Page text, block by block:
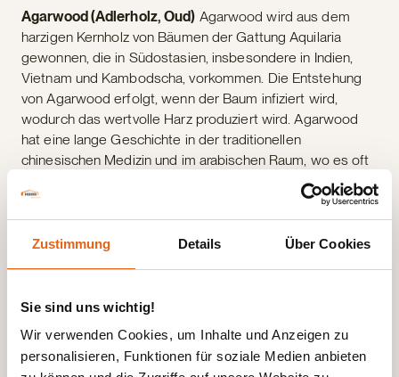
Zustimmung Details Über Cookies
Sie sind uns wichtig!
Wir verwenden Cookies, um Inhalte und Anzeigen zu
personalisieren, Funktionen für soziale Medien anbieten
Agarwood (Adlerholz, Oud) Agarwood wird aus dem
harzigen Kernholz von Bäumen der Gattung Aquilaria
gewonnen, die in Südostasien, insbesondere in Indien,
Vietnam und Kambodscha, vorkommen. Die Entstehung
von Agarwood erfolgt, wenn der Baum infiziert wird,
wodurch das wertvolle Harz produziert wird. Agarwood
hat eine lange Geschichte in der traditionellen
chinesischen Medizin und im arabischen Raum, wo es oft
als „flüssiges Gold“ bezeichnet wird. Der reiche, komplexe
und holzige Duft mit süßen und balsamischen Noten wirkt
tief beruhigend und spirituell erhebend.
Zypressenholz (Cupressus spp.)
Zypressenholz stammt
von Bäumen der Gattung Cupressus, die im
Zypressenholz war in vielen alten Kulturen, darunter die
Griechen und Römer, heilig und wurde oft in Zeremonien
verwendet. Der frische, harzige Duft mit einer leicht
erdigen Note wirkt schützend und fördert spirituelle